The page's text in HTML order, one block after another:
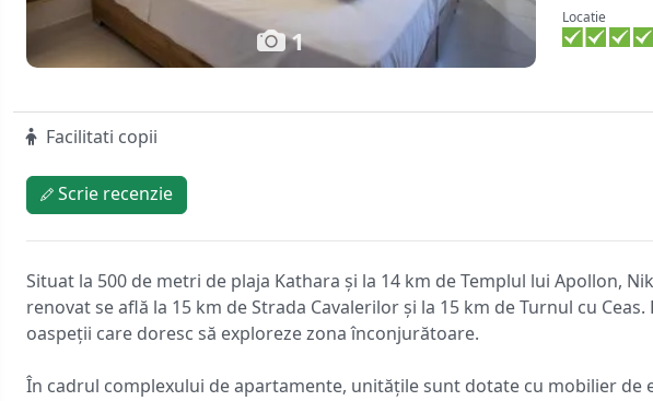
1
Locatie
Facilitati copii
Scrie recenzie
Situat la 500 de metri de plaja Kathara și la 14 km de Templul lui Apollon,
renovat se află la 15 km de Strada Cavalerilor și la 15 km de Turnul cu
oaspeții care doresc să exploreze zona înconjurătoare.
În cadrul complexului de apartamente, unitățile sunt dotate cu mobilier de